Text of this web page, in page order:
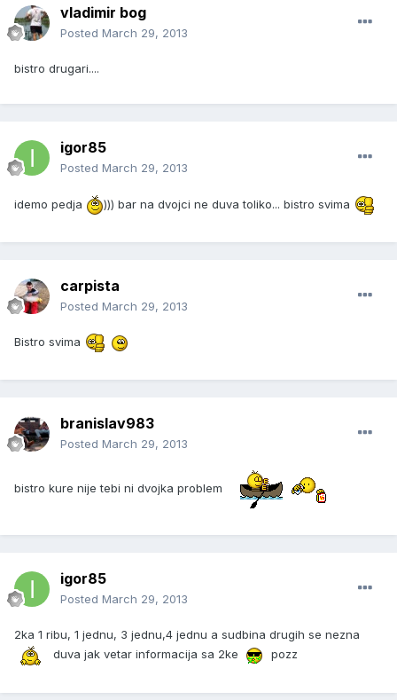
vladimir bog
Posted March 29, 2013
bistro drugari....
igor85
Posted March 29, 2013
idemo pedja ))) bar na dvojci ne duva toliko... bistro svima
carpista
Posted March 29, 2013
Bistro svima
branislav983
Posted March 29, 2013
bistro kure nije tebi ni dvojka problem
igor85
Posted March 29, 2013
2ka 1 ribu, 1 jednu, 3 jednu,4 jednu a sudbina drugih se nezna
duva jak vetar informacija sa 2ke
pozz